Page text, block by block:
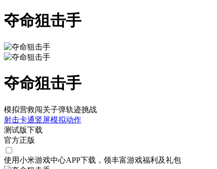
夺命狙击手
夺命狙击手
模拟营救闯关子弹轨迹挑战
射击卡通竖屏模拟动作
测试版下载
官方正版
使用小米游戏中心APP下载 ，领丰富游戏福利 及礼包